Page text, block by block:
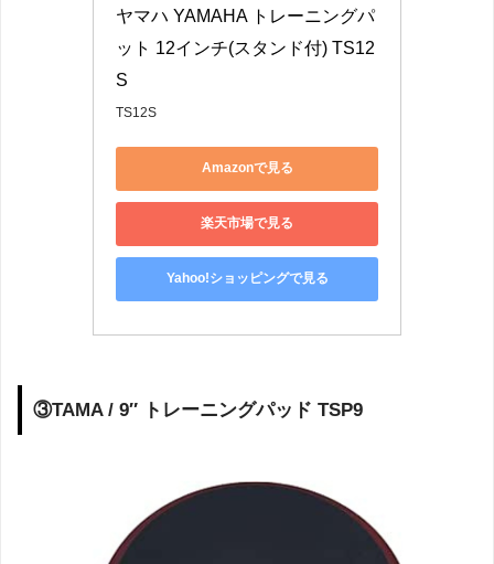
ヤマハ YAMAHA トレーニングパ
ット 12インチ(スタンド付) TS12
S
TS12S
Amazonで見る
楽天市場で見る
Yahoo!ショッピングで見る
③TAMA / 9″ トレーニングパッド TSP9